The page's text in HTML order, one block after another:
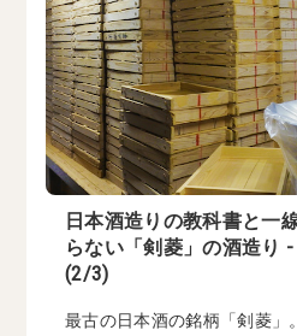
日本酒造りの教科書と一
らない「剣菱」の酒造り
(2/3)
最古の日本酒の銘柄「剣菱」